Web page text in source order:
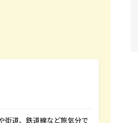
街道、鉄道線など旅気分で